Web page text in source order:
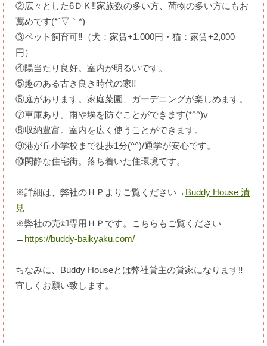
②広々とした6ＤＫ‼家族数の多い方、荷物の多い方にもお
薦めです(*´▽｀*)
③ペット飼育可‼（犬：家賃+1,000円・猫：家賃+2,000
円）
④陽当たり良好。室内が明るいです。
⑤趣のある古き良き時代の家‼
⑥庭があります。家庭菜園、ガーデニングが楽しめます。
⑦車庫あり。雨や埃を防ぐことができます(*^^)v
⑧収納豊富。室内を広く使うことができます。
⑨港が丘小学校まで徒歩1分(^^)/通学が安心です。
⑩閑静な住宅街。落ち着いた住環境です。
※詳細は、弊社のＨＰよりご覧ください→ Buddy House 清
見
※弊社の売却専用ＨＰです。こちらもご覧ください
→ https://buddy-baikyaku.com/
ちなみに、Buddy Houseとは弊社貸主の貸家になります‼
宜しくお願い致します。